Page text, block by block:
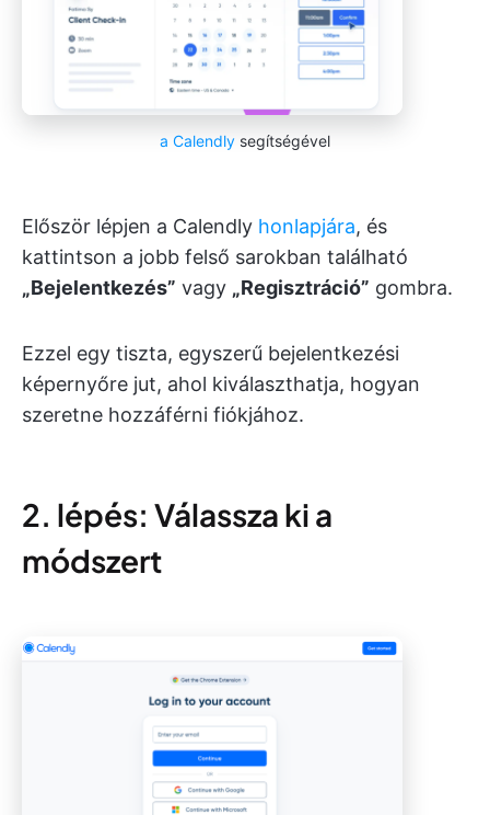
a Calendly segítségével
Először lépjen a Calendly honlapjára, és
kattintson a jobb felső sarokban található
„Bejelentkezés” vagy „Regisztráció” gombra.
Ezzel egy tiszta, egyszerű bejelentkezési
képernyőre jut, ahol kiválaszthatja, hogyan
szeretne hozzáférni fiókjához.
2. lépés: Válassza ki a
módszert